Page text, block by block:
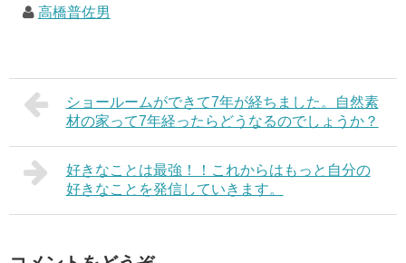
高橋普佐男
ショールームができて7年が経ちました。自然素
材の家って7年経ったらどうなるのでしょうか？
好きなことは最強！！これからはもっと自分の
好きなことを発信していきます。